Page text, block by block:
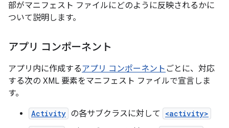
部がマニフェスト ファイルにどのように反映されるかに
ついて説明します。
アプリ コンポーネント
アプリ内に作成するアプリ コンポーネント ごとに、対応
する次の XML 要素をマニフェスト ファイルで宣言しま
す。
Activity の各サブクラスに対して
<activity>